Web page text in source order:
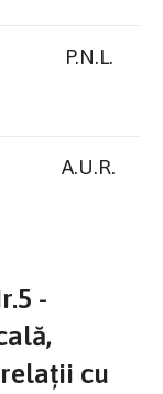
P.N.L.
A.U.R.
-
cu